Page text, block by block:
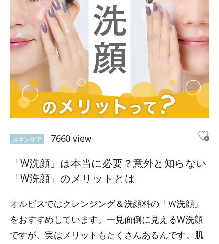
スキンケア 7660 view
「W洗顔」は本当に必要？意外と知らない
「W洗顔」のメリットとは
オルビスではクレンジング＆洗顔料の「W洗顔」
をおすすめしています。一見面倒に見えるW洗顔
ですが、実はメリットもたくさんあるんです。肌